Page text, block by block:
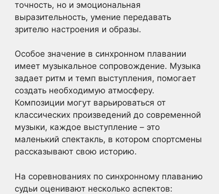
точность, но и эмоциональная
выразительность, умение передавать
зрителю настроения и образы.
Особое значение в синхронном плавании
имеет музыкальное сопровождение. Музыка
задает ритм и темп выступления, помогает
создать необходимую атмосферу.
Композиции могут варьироваться от
классических произведений до современной
музыки, каждое выступление – это
маленький спектакль, в котором спортсмены
рассказывают свою историю.
На соревнованиях по синхронному плаванию
судьи оценивают несколько аспектов: